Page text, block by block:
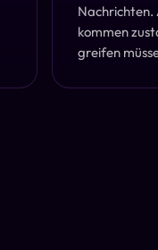
Nachrichten.
kommen
greifen